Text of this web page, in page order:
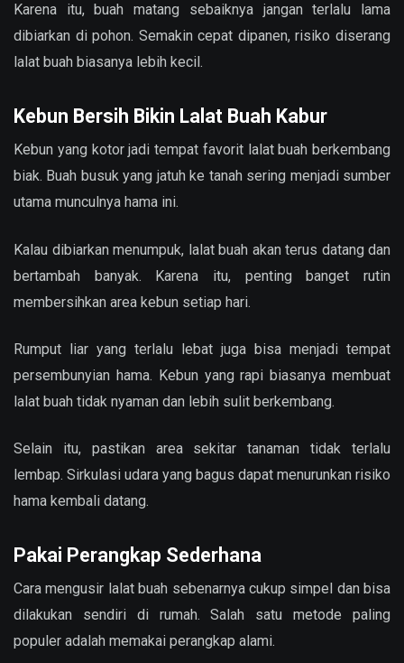
Karena itu, buah matang sebaiknya jangan terlalu lama
dibiarkan di pohon. Semakin cepat dipanen, risiko diserang
lalat buah biasanya lebih kecil.
Kebun Bersih Bikin Lalat Buah Kabur
Kebun yang kotor jadi tempat favorit lalat buah berkembang
biak. Buah busuk yang jatuh ke tanah sering menjadi sumber
utama munculnya hama ini.
Kalau dibiarkan menumpuk, lalat buah akan terus datang dan
bertambah banyak. Karena itu, penting banget rutin
membersihkan area kebun setiap hari.
Rumput liar yang terlalu lebat juga bisa menjadi tempat
persembunyian hama. Kebun yang rapi biasanya membuat
lalat buah tidak nyaman dan lebih sulit berkembang.
Selain itu, pastikan area sekitar tanaman tidak terlalu
lembap. Sirkulasi udara yang bagus dapat menurunkan risiko
hama kembali datang.
Pakai Perangkap Sederhana
Cara mengusir lalat buah sebenarnya cukup simpel dan bisa
dilakukan sendiri di rumah. Salah satu metode paling
populer adalah memakai perangkap alami.